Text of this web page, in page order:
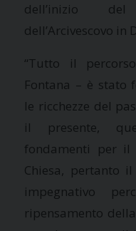
dell’inizio
dell’Arcivescovo in
“Tutto il
Fontana – è stato
le ricchezze del
il presente,
fondamenti per il
Chiesa, pertanto
impegnativo
ripensamento